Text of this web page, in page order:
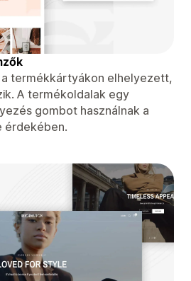
termékkártyákon elhelyezett,
A termékoldalak egy
gombot használnak a
érdekében.